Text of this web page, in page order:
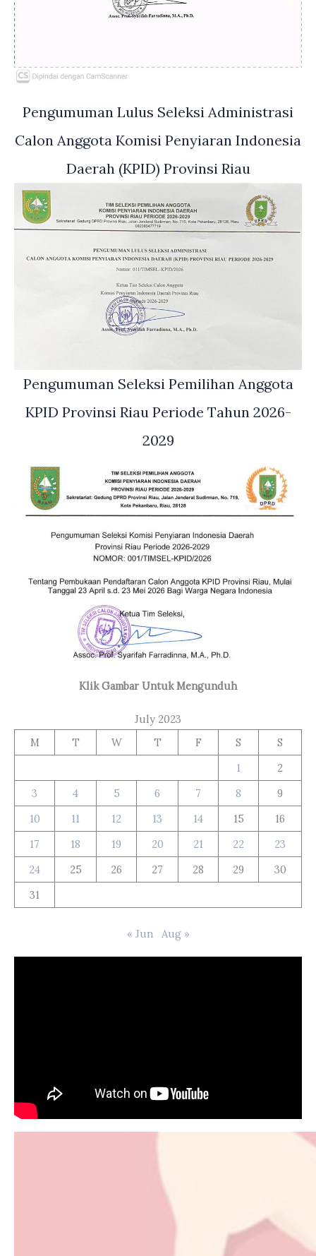
Pengumuman Lulus Seleksi Administrasi
Calon Anggota Komisi Penyiaran Indonesia
Daerah (KPID) Provinsi Riau
Pengumuman Seleksi Pemilihan Anggota
KPID Provinsi Riau Periode Tahun 2026-
2029
Klik Gambar Untuk Mengunduh
July 2023
M
T W T F S
S
1
2
3
4 5 6 7 8
9
10
11 12 13 14 15
16
17
18 19 20 21 22
23
24
25 26 27 28 29
30
31
« Jun Aug »